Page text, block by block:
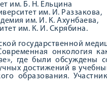
им. Б. Н. Ельцина
им. И. Раззакова,
им. И. К. Ахунбаева,
им. К. И. Скрябина.
государственной
онкология
где были обсуждены
достижений в
образования.